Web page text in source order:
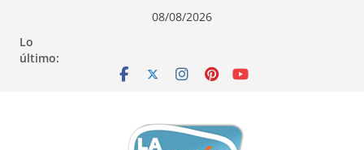
contenido
navegación
contenido
08/08/2026
Lo
último: